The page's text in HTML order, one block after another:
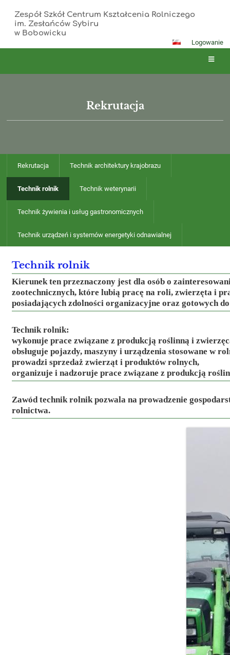
Zespół Szkół Centrum Kształcenia Rolniczego
im. Zesłańców Sybiru
w Bobowicku
Logowanie
Rekrutacja
Rekrutacja Technik architektury krajobrazu
Technik rolnik Technik weterynarii
Technik żywienia i usług gastronomicznych
Technik urządzeń i systemów energetyki odnawialnej
Technik rolnik
Kierunek ten przeznaczony jest dla osób o
zootechnicznych, które lubią pracę na roli, zwierzęta i
posiadających zdolności organizacyjne oraz gotowych
Technik rolnik:
wykonuje prace związane z produkcją roślinną i
obsługuje pojazdy, maszyny i urządzenia stosowane w
prowadzi sprzedaż zwierząt i produktów rolnych,
organizuje i nadzoruje prace związane z produkcją
Zawód technik rolnik pozwala na prowadzenie
rolnictwa.